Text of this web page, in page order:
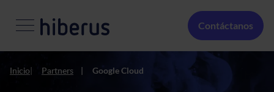
Menú Secundario
Contáctanos
Inicio Partners Google Cloud